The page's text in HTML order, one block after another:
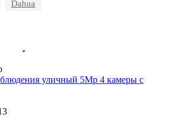
Dahua
уличный 5Mp 4 камеры с